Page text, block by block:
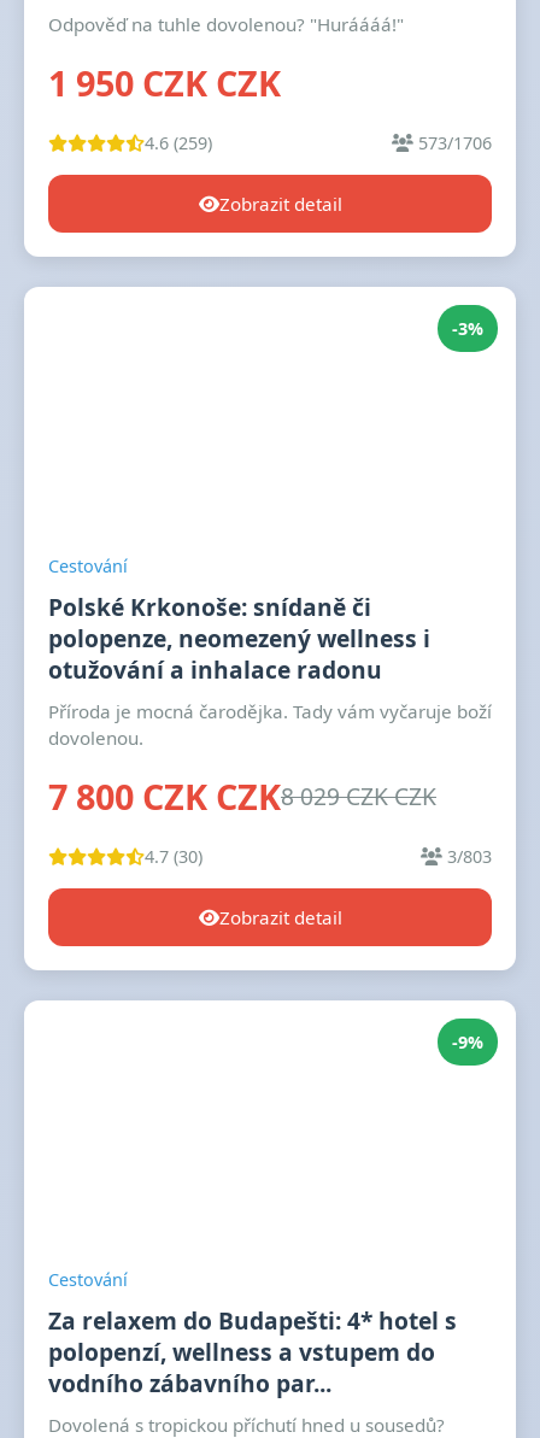
Odpověď na tuhle dovolenou? "Huráááá!"
1 950 CZK CZK
4.6 (259) 573/1706
Zobrazit detail
-3%
Cestování
Polské Krkonoše: snídaně či
polopenze, neomezený wellness i
otužování a inhalace radonu
Příroda je mocná čarodějka. Tady vám vyčaruje boží
dovolenou.
7 800 CZK CZK8 029 CZK CZK
4.7 (30) 3/803
Zobrazit detail
-9%
Cestování
Za relaxem do Budapešti: 4* hotel s
polopenzí, wellness a vstupem do
vodního zábavního par...
Dovolená s tropickou příchutí hned u sousedů?